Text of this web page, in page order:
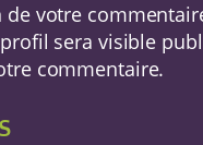
votre
sera visible
commentaire.